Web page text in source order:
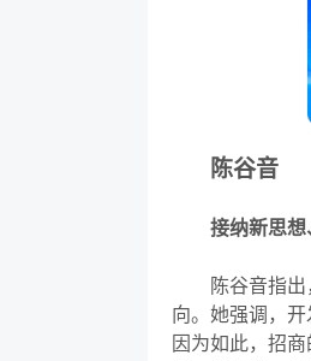
陈谷音
接纳新思想
陈谷音指出，
向。她强调，
因为如此，招